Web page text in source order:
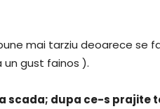
mai tarziu deoarece se
gust fainos ).
scada; dupa ce-s prajite